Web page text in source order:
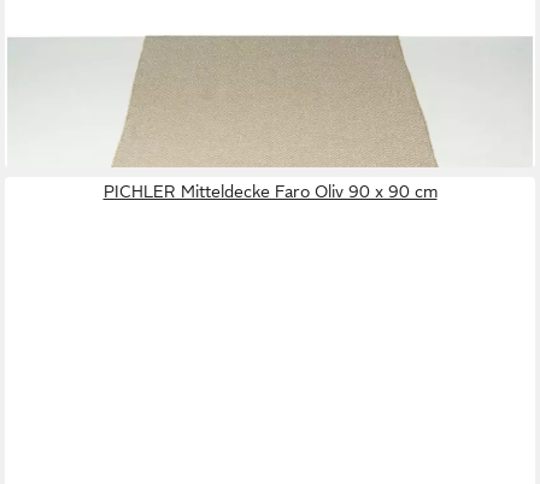
Set 150 x 50 cm (1-tlg, 1 Stück)
lieferbar - in 3-4 Werktagen bei dir
PICHLER Mitteldecke Faro Oliv 90 x 90 cm